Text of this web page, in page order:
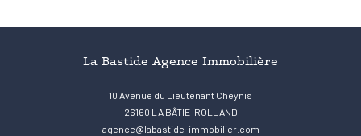
La Bastide Agence Immobilière
agence@labastide-immobilier.com
10 Avenue du Lieutenant Cheynis
26160
LA BÂTIE-ROLLAND